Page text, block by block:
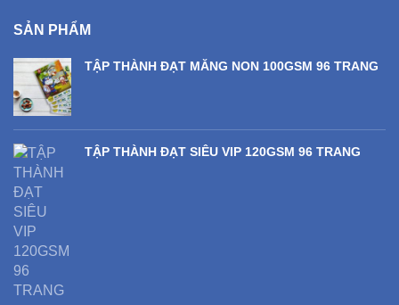
SẢN PHẨM
TẬP THÀNH ĐẠT MĂNG NON 100GSM 96 TRANG
TẬP THÀNH ĐẠT SIÊU VIP 120GSM 96 TRANG